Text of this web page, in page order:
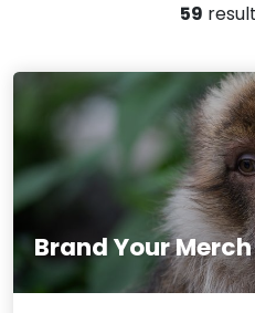
59
Brand Your Merch